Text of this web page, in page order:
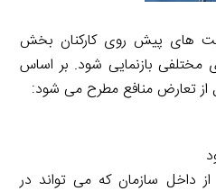
های پیش روی کارکنان بخش
بازنمایی شود. بر اساس
از تعارض منافع مطرح می شود:
از داخل سازمان که می تواند در